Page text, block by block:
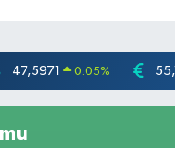
47,5971 0.05%